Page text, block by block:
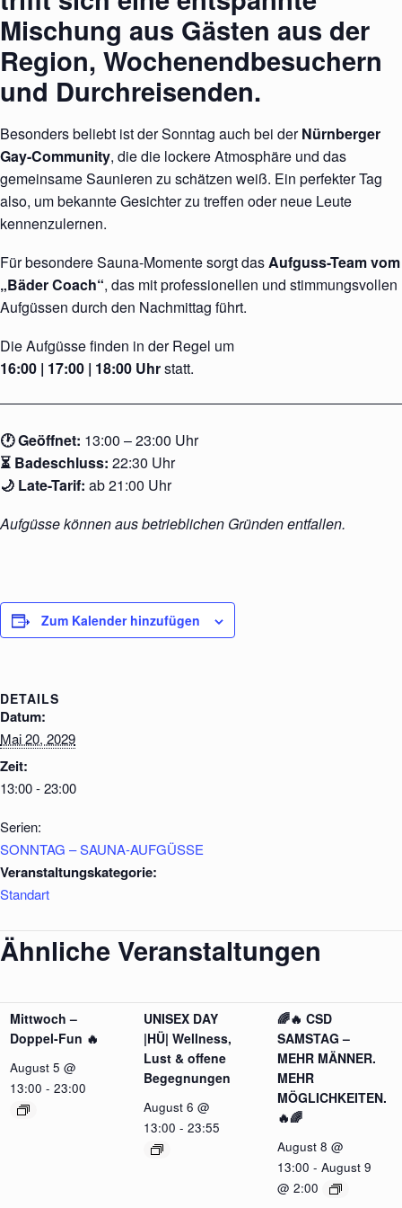
Mischung aus Gästen aus der
Region, Wochenendbesuchern
und Durchreisenden.
Besonders beliebt ist der Sonntag auch bei derNürnberger
Gay-Community, die die lockere Atmosphäre und das
gemeinsame Saunieren zu schätzen weiß. Ein perfekter Tag
also, um bekannte Gesichter zu treffen oder neue Leute
kennenzulernen.
Für besondere Sauna-Momente sorgt dasAufguss-Team vom
„Bäder Coach“, das mit professionellen und stimmungsvollen
Aufgüssen durch den Nachmittag führt.
Die Aufgüsse finden in der Regel um
16:00 | 17:00 | 18:00 Uhrstatt.
🕐 Geöffnet: 13:00 – 23:00 Uhr
⏳ Badeschluss: 22:30 Uhr
🌙 Late-Tarif: ab 21:00 Uhr
Aufgüsse können aus betrieblichen Gründen entfallen.
Zum Kalender hinzufügen
DETAILS
Datum:
Mai 20, 2029
Zeit:
13:00 - 23:00
Serien:
SONNTAG – SAUNA-AUFGÜSSE
Veranstaltungskategorie:
Standart
Ähnliche Veranstaltungen
Mittwoch –
Doppel-Fun 🔥
August 5 @
13:00 - 23:00
UNISEX DAY
|HÜ| Wellness,
Lust & offene
Begegnungen
August 6 @
13:00 - 23:55
🌈🔥 CSD
SAMSTAG –
MEHR MÄNNER.
MEHR
MÖGLICHKEITEN.
🔥🌈
August 8 @
13:00 -August 9
@ 2:00